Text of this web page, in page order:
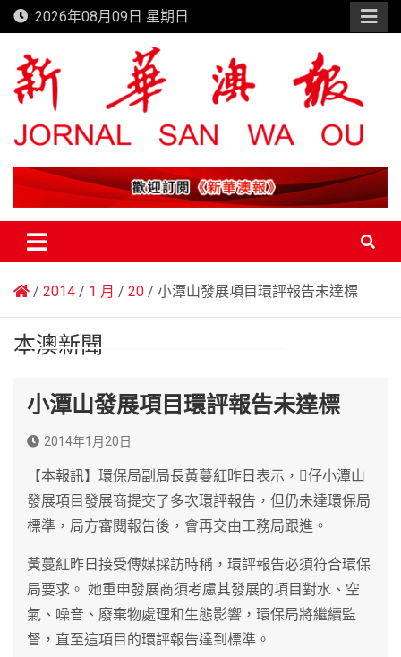
Skip
to
content
2026年08月09日 星期日
新華澳報
2014 1 月 20 小潭山發展項目環評報告未達標
本澳新聞
小潭山發展項目環評報告未達標
2014年1月20日
【本報訊】環保局副局長黃蔓紅昨日表示，仔小潭山
發展項目發展商提交了多次環評報告，但仍未達環保局
標準，局方審閱報告後，會再交由工務局跟進。
黃蔓紅昨日接受傳媒採訪時稱，環評報告必須符合環保
局要求。 她重申發展商須考慮其發展的項目對水、空
氣、噪音、廢棄物處理和生態影響，環保局將繼續監
督，直至這項目的環評報告達到標準。